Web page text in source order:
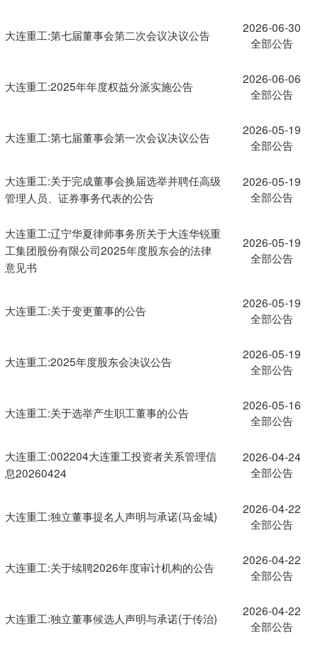
大连重工:第七届董事会第二次会议决议公告
2026-06-30
全部公告
大连重工:2025年年度权益分派实施公告
2026-06-06
全部公告
大连重工:第七届董事会第一次会议决议公告
2026-05-19
全部公告
大连重工:关于完成董事会换届选举并聘任高级
管理人员、证券事务代表的公告
2026-05-19
全部公告
大连重工:辽宁华夏律师事务所关于大连华锐重
工集团股份有限公司2025年度股东会的法律
意见书
2026-05-19
全部公告
大连重工:关于变更董事的公告
2026-05-19
全部公告
大连重工:2025年度股东会决议公告
2026-05-19
全部公告
大连重工:关于选举产生职工董事的公告
2026-05-16
全部公告
大连重工:002204大连重工投资者关系管理信
息20260424
2026-04-24
全部公告
大连重工:独立董事提名人声明与承诺(马金城)
2026-04-22
全部公告
大连重工:关于续聘2026年度审计机构的公告
2026-04-22
全部公告
大连重工:独立董事候选人声明与承诺(于传治)
2026-04-22
全部公告